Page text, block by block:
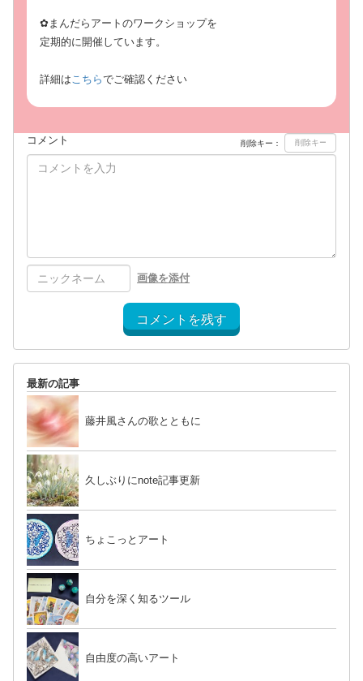
✿まんだらアートのワークショップを
定期的に開催しています。
詳細は こちらでご確認ください
コメント 削除キー：
画像を添付
コメントを残す
最新の記事
藤井風さんの歌とともに
久しぶりにnote記事更新
ちょこっとアート
自分を深く知るツール
自由度の高いアート